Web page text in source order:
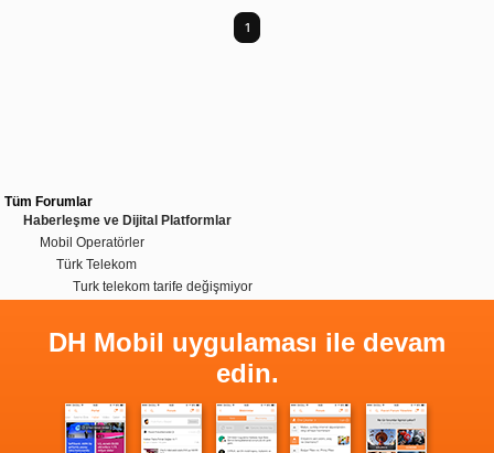
1
Tüm Forumlar
Haberleşme ve Dijital Platformlar
Mobil Operatörler
Türk Telekom
Turk telekom tarife değişmiyor
DH Mobil uygulaması ile devam
edin.